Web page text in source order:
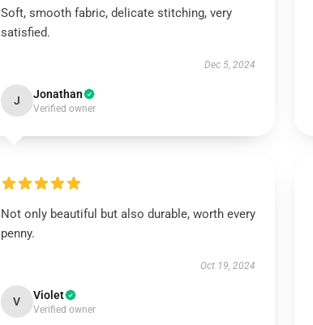
Soft, smooth fabric, delicate stitching, very
satisfied.
Dec 5, 2024
J Jonathan
Verified owner
Not only beautiful but also durable, worth every
penny.
Oct 19, 2024
V Violet
Verified owner